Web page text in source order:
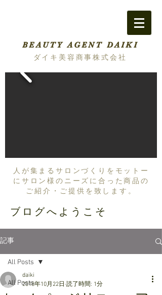
BEAUTY AGENT DAIKI
ダイキ美容商事株式会社
人が集まるサロンづくりをモットー
にサロン様のニーズに合った商品の
ご紹介・ご提供を致します。
ブログへようこそ
記事
All Posts
All Posts
daiki
2018年10月22日 読了時間: 1分